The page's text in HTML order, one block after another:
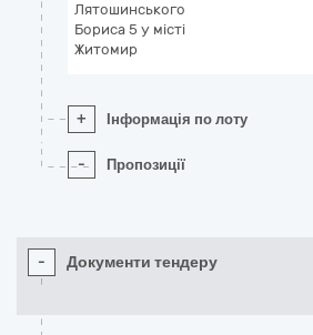
Лятошинського
Бориса 5 у місті
Житомир
+ Інформація по лоту
- Пропозиції
- Документи тендеру